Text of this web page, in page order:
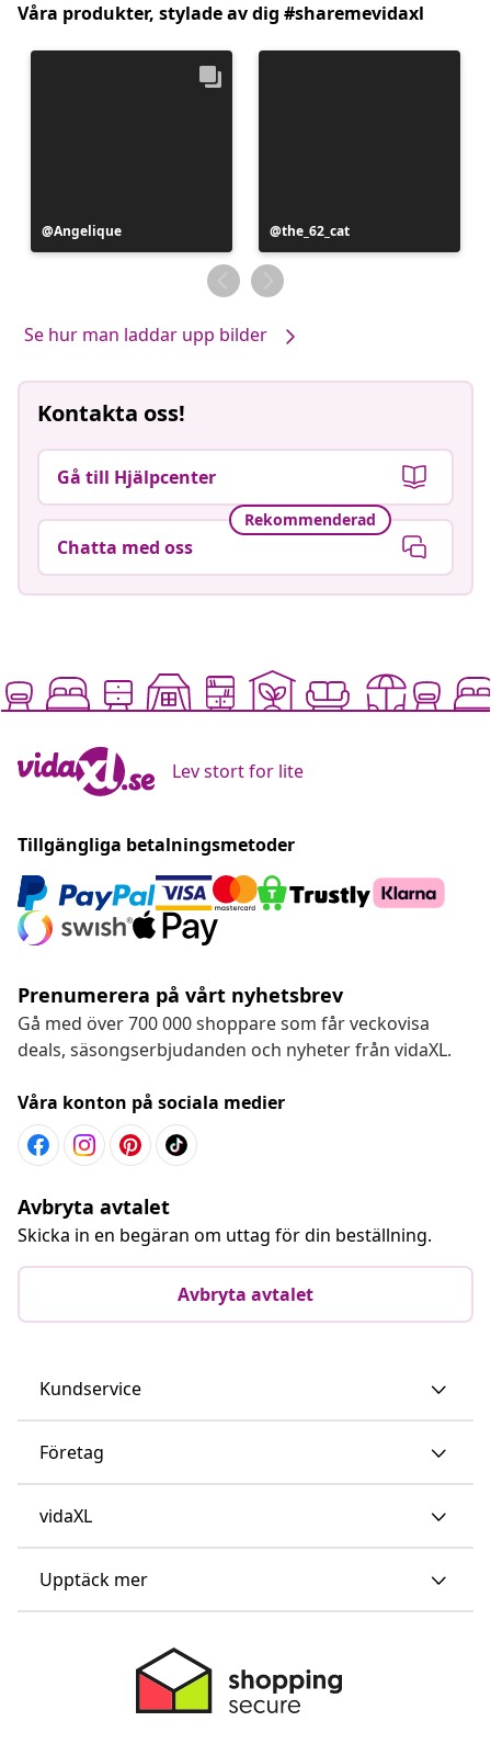
Våra produkter, stylade av dig #sharemevidaxl
Inlägg
publicerat
Angelique
Inlägg
publicerat
av
the_62_cat
Se hur man laddar upp bilder
Kontakta oss!
Gå till Hjälpcenter
Rekommenderad
Chatta med oss
Lev stort for lite
Tillgängliga betalningsmetoder
Prenumerera på vårt nyhetsbrev
Gå med över 700 000 shoppare som får veckovisa
deals, säsongserbjudanden och nyheter från vidaXL.
Våra konton på sociala medier
Avbryta avtalet
Skicka in en begäran om uttag för din beställning.
Avbryta avtalet
Kundservice
Företag
vidaXL
Upptäck mer